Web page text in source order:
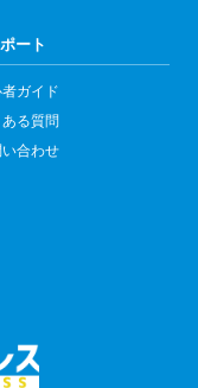
ート
ガイド
ある質問
い合わせ